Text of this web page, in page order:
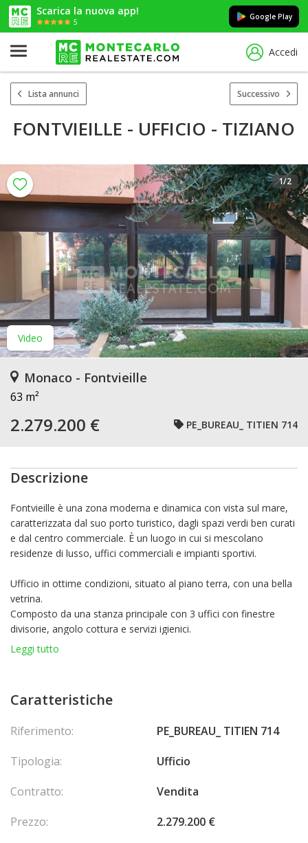
Scarica la nuova app!
5
Google Play
Accedi
Lista annunci Successivo
FONTVIEILLE - UFFICIO - TIZIANO
Video
1/2
Monaco - Fontvieille
63 m²
2.279.200 € PE_BUREAU_ TITIEN 714
Descrizione
Fontvieille è una zona moderna e dinamica con vista sul mare,
caratterizzata dal suo porto turistico, dagli spazi verdi ben curati
e dal centro commerciale. È un luogo in cui si mescolano
residenze di lusso, uffici commerciali e impianti sportivi.
Ufficio in ottime condizioni, situato al piano terra, con una bella
vetrina.
Composto da una stanza principale con 3 uffici con finestre
divisorie, angolo cottura e servizi igienici.
Leggi tutto
Caratteristiche
Riferimento:
PE_BUREAU_ TITIEN 714
Tipologia:
Ufficio
Contratto:
Vendita
Prezzo:
2.279.200 €